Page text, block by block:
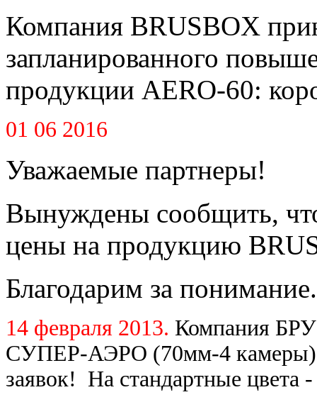
Компания BRUSBOX
запланированного
продукции AERO-60:
01 06 2016
Уважаемые партнеры!
Вынуждены сообщить,
цены на продукцию
Благодарим за понимание.
14 февраля 2013. Компания
СУПЕР-АЭРО (70мм-4 камеры)
заявок! На стандартные цвета